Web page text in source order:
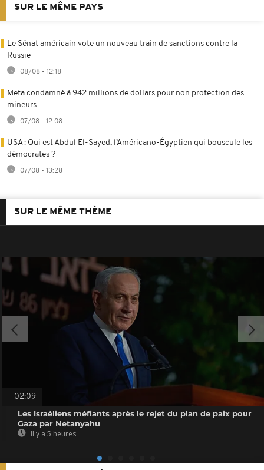
SUR LE MÊME PAYS
Le Sénat américain vote un nouveau train de sanctions contre la
Russie
08/08 - 12:18
Meta condamné à 942 millions de dollars pour non protection des
mineurs
07/08 - 12:08
USA : Qui est Abdul El-Sayed, l’Américano-Égyptien qui bouscule les
démocrates ?
07/08 - 13:28
SUR LE MÊME THÈME
02:09
Les Israéliens méfiants après le rejet du plan de paix pour
Gaza par Netanyahu
Il y a 5 heures